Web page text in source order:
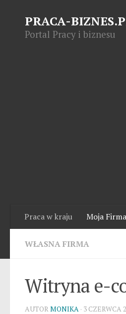
PRACA-
Portal Pracy i biznesu
Praca w kraju Moja Firma
WŁASNA FIRMA
Witryna e-
AUTOR MONIKA · 3 CZERWCA